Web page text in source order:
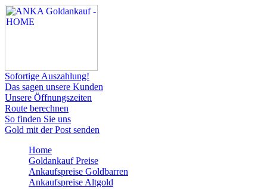
Sofortige Auszahlung!
Das sagen unsere Kunden
Unsere Öffnungszeiten
Route berechnen
So finden Sie uns
Gold mit der Post senden
Home
Goldankauf Preise
Ankaufspreise Goldbarren
Ankaufspreise Altgold